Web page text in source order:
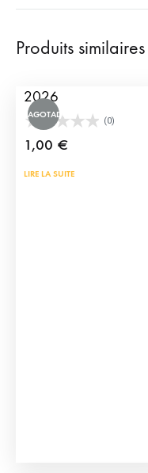
Produits similaires
AGOTADO
2026
(0)
1,00 €
LIRE LA SUITE